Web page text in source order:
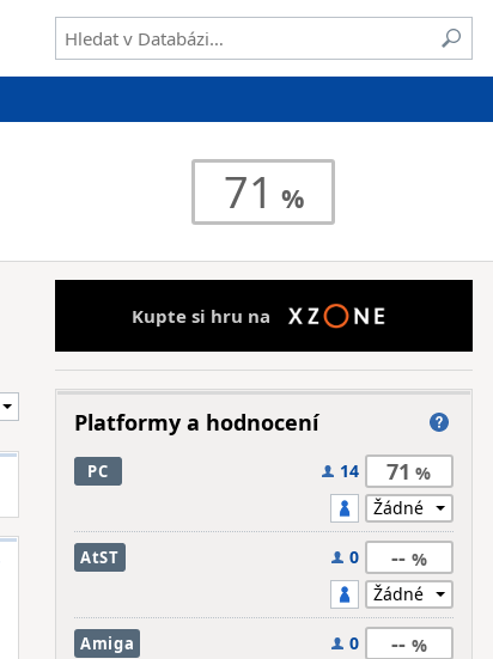
71
Kupte si hru na
Platformy a hodnocení
PC 14 71
AtST 0 --
Amiga 0 --